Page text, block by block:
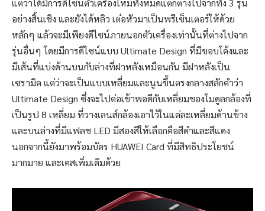
แต่ว่าได้มีการดีไซน์ตัวเครื่องใหม่ทั้งหมดแตกต่างไปจากทั้ง 3 รุ่น
อย่างสิ้นเชิง และยังได้หลิว เต๋อหัวมาเป็นพรีเซ็นเตอร์ให้ด้วย
หลักๆ แล้วจะมีเพียงดีไซน์ภายนอกตัวเครื่องเท่านั้นที่ต่างไปจาก
รุ่นอื่นๆ โดยมีการดีไซน์แบบ Ultimate Design ที่มีขอบโค้งและ
มีเส้นที่แบ่งด้านบนกับล่างที่ฝาหลังเหมือนกัน มีฝาหลังเป็น
เซรามิค แต่ว่าจะเป็นแบบเหลี่ยมและนูนขึ้นตรงกลางสลักคำว่า
Ultimate Design ซึ่งจะไปต่อเข้าพอดีกับเหลี่ยมของโมดูลกล้องที่
เป็นรูป 8 เหลี่ยม ที่วางเลนส์กล้องเอาไว้ในแต่ละเหลี่ยมด้านข้าง
และบนล่างที่มีแฟลช LED มีสองสีให้เลือกคือสีดำและสีแดง
นอกจากนี้ยังมาพร้อมบัตร HUAWEI Card ที่มีสิทธิประโยชน์
มากมาย และเคสเพิ่มเติมด้วย